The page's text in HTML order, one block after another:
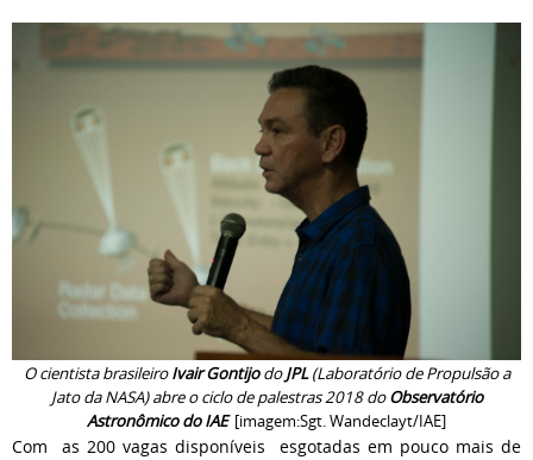
O cientista brasileiroIvair GontijodoJPL(Laboratório de Propulsão a
Jato da NASA) abre o ciclo de palestras 2018 doObservatório
Astronômico do IAE [imagem:Sgt. Wandeclayt/IAE]
Com as 200 vagas disponíveis esgotadas em pouco mais de